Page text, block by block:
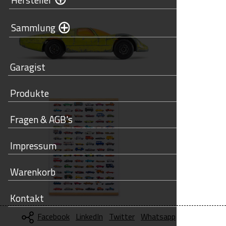
Sammlung
Garagist
Produkte
Fragen & AGB's
Impressum
Warenkorb
Kontakt
Facebook LinkedIn Twitter Whatsapp